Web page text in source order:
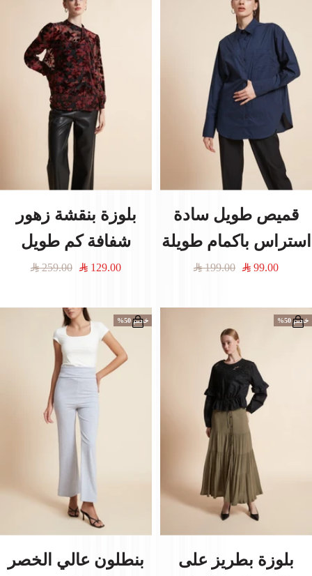
قميص طويل سادة
استراس باكمام طويلة
السعر
99.00
السعر
199.00
بلوزة بنقشة زهور
شفافة كم طويل
السعر
129.00
السعر
259.00
خصم 50%
بلوزة بطريز على
خصم 50%
بنطلون عالي الخصر